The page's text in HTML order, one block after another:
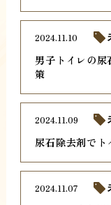
男子トイレの
策
2024.11.10
尿石除去剤でト
2024.11.09
2024.11.07